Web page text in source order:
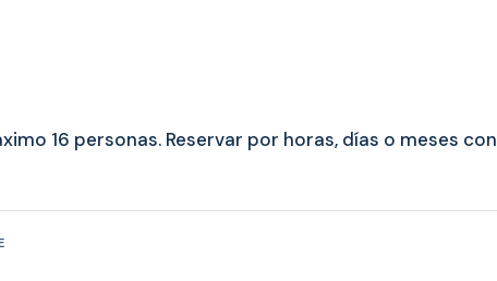
16 personas. Reservar por horas, días o meses